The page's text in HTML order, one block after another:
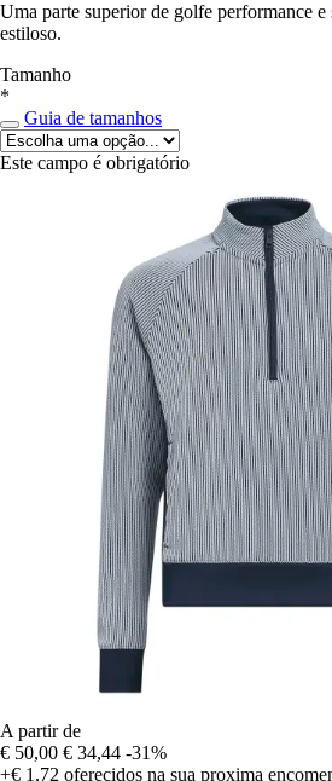
Uma parte superior de golfe performance
estiloso.
Tamanho
*
Guia de tamanhos
Este campo é obrigatório
A partir de
€ 50,00 € 34,44 -31%
+€ 1,72 oferecidos na sua proxima